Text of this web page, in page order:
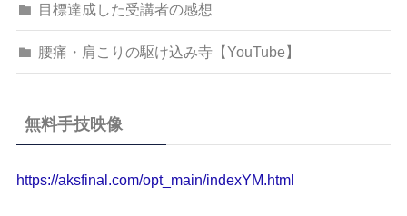
目標達成した受講者の感想
腰痛・肩こりの駆け込み寺【YouTube】
無料手技映像
https://aksfinal.com/opt_main/indexYM.html